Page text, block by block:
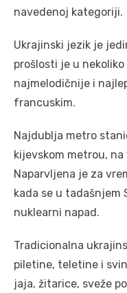
navedenoj kategoriji.
Ukrajinski jezik je
prošlosti je u
najmelodičnije i
francuskim.
Najdublja metro
kijevskom metrou, na
Naparvljena je za
kada se u tadašnjem
nuklearni napad.
Tradicionalna
piletine, teletine i
jaja, žitarice, sveže